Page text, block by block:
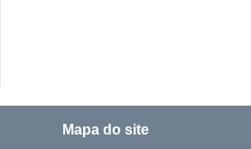
Mapa do site